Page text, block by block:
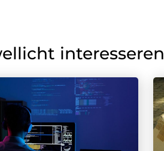
interesseren